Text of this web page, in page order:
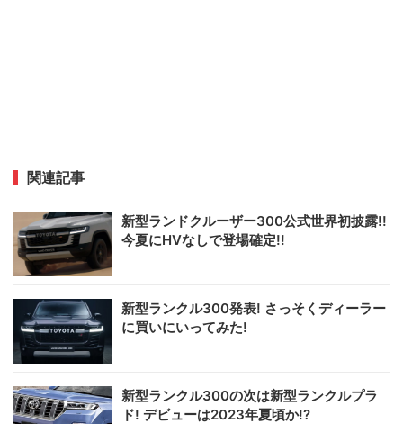
関連記事
新型ランドクルーザー300公式世界初披露!!
今夏にHVなしで登場確定!!
新型ランクル300発表! さっそくディーラー
に買いにいってみた!
新型ランクル300の次は新型ランクルプラ
ド! デビューは2023年夏頃か!?